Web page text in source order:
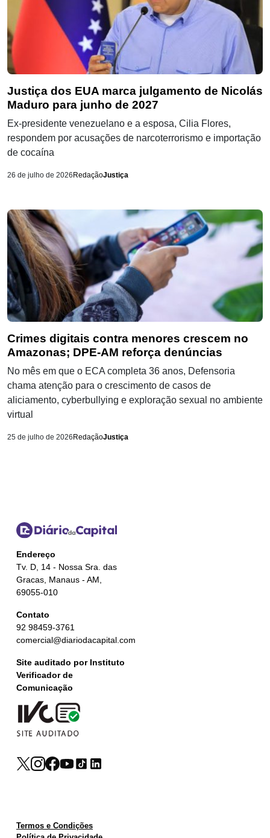
Justiça dos EUA marca julgamento de Nicolás
Maduro para junho de 2027
Ex-presidente venezuelano e a esposa, Cilia Flores,
respondem por acusações de narcoterrorismo e importação
de cocaína
26 de julho de 2026 RedaçãoJustiça
Crimes digitais contra menores crescem no
Amazonas; DPE-AM reforça denúncias
No mês em que o ECA completa 36 anos, Defensoria
chama atenção para o crescimento de casos de
aliciamento, cyberbullying e exploração sexual no ambiente
virtual
25 de julho de 2026 RedaçãoJustiça
Endereço
Tv. D, 14 - Nossa Sra. das
Gracas, Manaus - AM,
69055-010
Contato
92 98459-3761
comercial@diariodacapital.com
Site auditado por Instituto
Verificador de
Comunicação
Termos e Condições